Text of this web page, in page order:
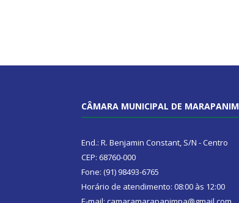
CÂMARA MUNICIPAL DE MARAPANIM
End.: R. Benjamin Constant, S/N - Centro
CEP: 68760-000
Fone: (91) 98493-6765
Horário de atendimento: 08:00 às 12:00